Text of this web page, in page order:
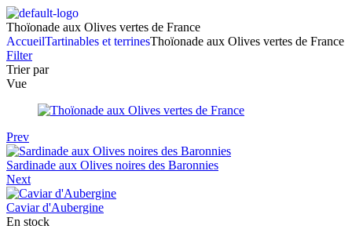
Thoïonade aux Olives vertes de France
AccueilTartinables et terrinesThoïonade aux Olives vertes de France
Filter
Trier par
Vue
Prev
Sardinade aux Olives noires des Baronnies
Next
Caviar d'Aubergine
En stock